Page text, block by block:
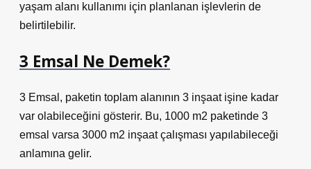
yaşam alanı kullanımı için planlanan işlevlerin de
belirtilebilir.
3 Emsal Ne Demek?
3 Emsal, paketin toplam alanının 3 inşaat işine kadar
var olabileceğini gösterir. Bu, 1000 m2 paketinde 3
emsal varsa 3000 m2 inşaat çalışması yapılabileceği
anlamına gelir.